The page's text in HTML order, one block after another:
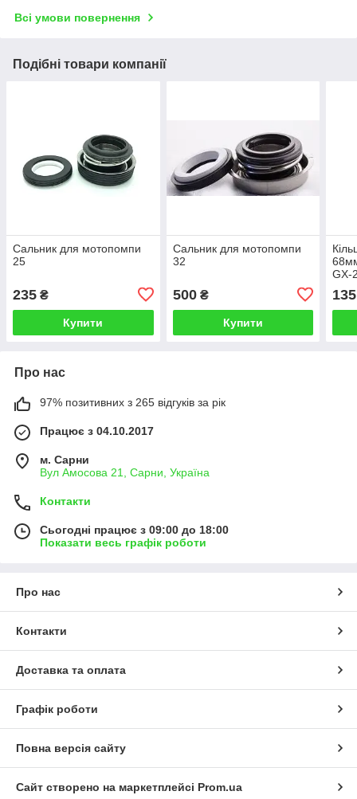
Всі умови повернення
Подібні товари компанії
Сальник для мотопомпи
25
235 ₴
Купити
Сальник для мотопомпи
32
500₴
Купити
GX-
135
Про нас
97% позитивних з 265 відгуків за рік
Працює з 04.10.2017
м. Сарни
Вул Амосова 21, Сарни, Україна
Контакти
Сьогодні працює з 09:00 до 18:00
Показати весь графік роботи
Про нас
Контакти
Доставка та оплата
Графік роботи
Повна версія сайту
Сайт створено на маркетплейсі Prom.ua